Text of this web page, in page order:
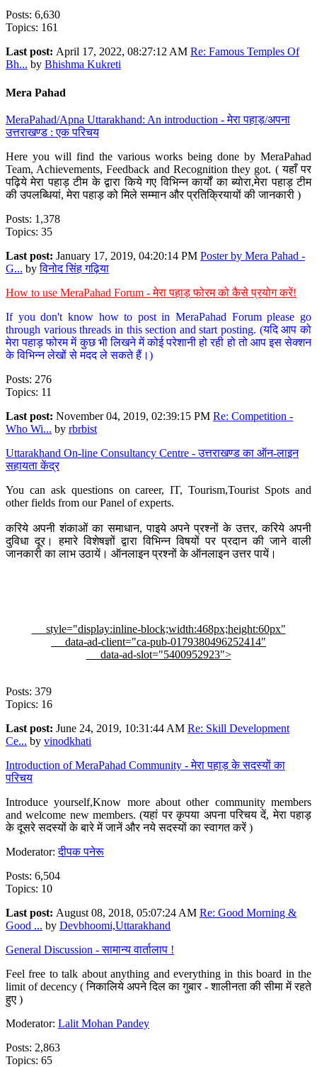
Posts: 6,630
Topics: 161
Last post: April 17, 2022, 08:27:12 AM Re: Famous Temples Of
Bh... by Bhishma Kukreti
Mera Pahad
MeraPahad/Apna Uttarakhand: An introduction - मेरा पहाड़/अपना
उत्तराखण्ड : एक परिचय
Here you will find the various works being done by MeraPahad
Team, Achievements, Feedback and Recognition they got. ( यहाँ पर
पढ़िये मेरा पहाड़ टीम के द्वारा किये गए विभिन्न कार्यों का ब्योरा,मेरा पहाड़ टीम
की उपलब्धियां, मेरा पहाड़ को मिले सम्मान और प्रतिक्रियायों की जानकारी )
Posts: 1,378
Topics: 35
Last post: January 17, 2019, 04:20:14 PM Poster by Mera Pahad -
G... byविनोद सिंह गढ़िया
How to use MeraPahad Forum - मेरा पहाड़ फोरम को कैसे प्रयोग करें!
If you don't know how to post in MeraPahad Forum please go
through various threads in this section and start posting. (यदि आप को
मेरा पहाड़ फोरम में कुछ भी लिखने में कोई परेशानी हो रही हो तो आप इस सेक्शन
के विभिन्न लेखों से मदद ले सकते हैं।)
Posts: 276
Topics: 11
Last post: November 04, 2019, 02:39:15 PM Re: Competition -
Who Wi... by rbrbist
Uttarakhand On-line Consultancy Centre - उत्तराखण्ड का ऑन-लाइन
सहायता केंद्र
You can ask questions on career, IT, Tourism,Tourist Spots and
other fields from our Panel of experts.
करिये अपनी शंकाओं का समाधान, पाइये अपने प्रश्नों के उत्तर, करिये अपनी
दुविधा दूर। हमारे विशेषज्ञों द्वारा विभिन्न विषयों पर प्रदान की जाने वाली
जानकारी का लाभ उठायें। ऑनलाइन प्रश्नों के ऑनलाइन उत्तर पायें।
style="display:inline-block;width:468px;height:60px"
data-ad-client="ca-pub-0179380496252414"
data-ad-slot="5400952923">
Posts: 379
Topics: 16
Last post: June 24, 2019, 10:31:44 AM Re: Skill Development
Ce... by vinodkhati
Introduction of MeraPahad Community - मेरा पहाड़ के सदस्यों का
परिचय
Introduce yourself,Know more about other community members
and welcome new members. (यहां पर कृपया अपना परिचय दें, मेरा पहाड़
के दूसरे सदस्यों के बारे में जानें और नये सदस्यों का स्वागत करें )
Moderator:दीपक पनेरू
Posts: 6,504
Topics: 10
Last post: August 08, 2018, 05:07:24 AM Re: Good Morning &
Good ... by Devbhoomi,Uttarakhand
General Discussion - सामान्य वार्तालाप !
Feel free to talk about anything and everything in this board in the
limit of decency ( निकालिये अपने दिल का गुबार - शालीनता की सीमा में रहते
हुए )
Moderator: Lalit Mohan Pandey
Posts: 2,863
Topics: 65